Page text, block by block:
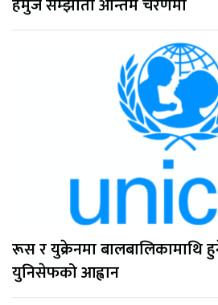
हर्मुज सम्झौता अन्तिम चरणमा
रूस र युक्रेनमा बालबालिकामाथि
युनिसेफको आह्वान